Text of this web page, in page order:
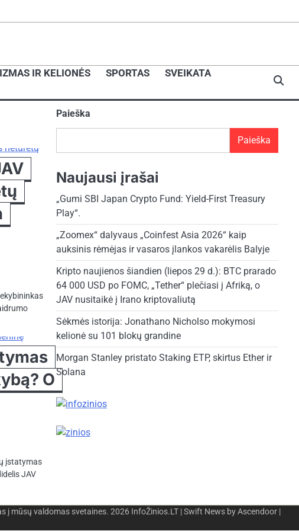
IR KELIONĖS SPORTAS
SVEIKATA
O
įstatymas
JAV
Paieška
Paieška
Naujausi įrašai
„Gumi SBI Japan Crypto Fund: Yield-First Treasury
Play“.
„Zoomex“ dalyvaus „Coinfest Asia 2026“ kaip
auksinis rėmėjas ir vasaros įlankos vakarėlis Balyje
Kripto naujienos šiandien (liepos 29 d.): BTC prarado
64 000 USD po FOMC, „Tether“ plečiasi į Afriką, o
JAV nusitaikė į Irano kriptovaliutą
Sėkmės istorija: Jonathano Nicholso mokymosi
kelionė su 101 blokų grandine
Morgan Stanley pristato Staking ETP, skirtus Ether ir
Solana
į mūsų valdomas svetaines. 2026 InfoŽinios.LT| Swift News byAscendoor|